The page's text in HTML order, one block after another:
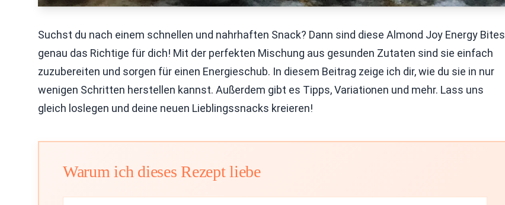
Suchst du nach einem schnellen und nahrhaften Snack? Dann sind diese Almond Joy Energy Bites
genau das Richtige für dich! Mit der perfekten Mischung aus gesunden Zutaten sind sie einfach
zuzubereiten und sorgen für einen Energieschub. In diesem Beitrag zeige ich dir, wie du sie in nur
wenigen Schritten herstellen kannst. Außerdem gibt es Tipps, Variationen und mehr. Lass uns
gleich loslegen und deine neuen Lieblingssnacks kreieren!
Warum ich dieses Rezept liebe